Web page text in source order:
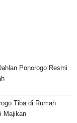
Ponorogo Resmi
Tiba di Rumah
Majikan